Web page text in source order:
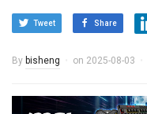
Tweet Share
By bisheng on 2025-08-03